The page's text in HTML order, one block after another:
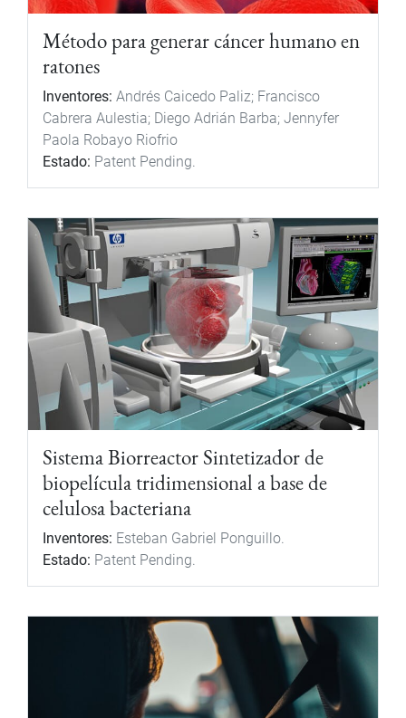
Método para generar cáncer humano en
ratones
Inventores: Andrés Caicedo Paliz; Francisco
Cabrera Aulestia; Diego Adrián Barba; Jennyfer
Paola Robayo Riofrio
Estado: Patent Pending.
Sistema Biorreactor Sintetizador de
biopelícula tridimensional a base de
celulosa bacteriana
Inventores: Esteban Gabriel Ponguillo.
Estado: Patent Pending.